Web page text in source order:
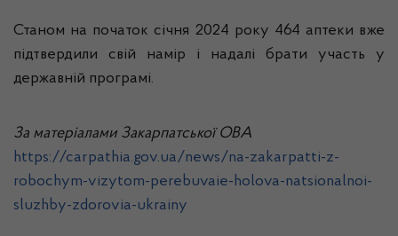
Станом на початок січня 2024 року 464 аптеки вже
підтвердили свій намір і надалі брати участь у
державній програмі.
За матеріалами Закарпатської ОВА
https://carpathia.gov.ua/news/na-zakarpatti-z-
robochym-vizytom-perebuvaie-holova-natsionalnoi-
sluzhby-zdorovia-ukrainy